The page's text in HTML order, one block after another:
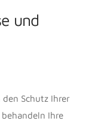
und
Schutz Ihrer
Ihre